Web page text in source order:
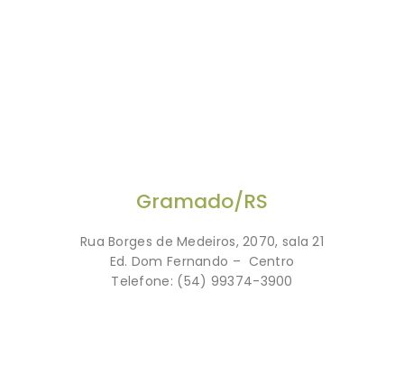
Gramado/RS
Rua Borges de Medeiros, 2070, sala 21
Ed. Dom Fernando – Centro
Telefone: (54) 99374-3900